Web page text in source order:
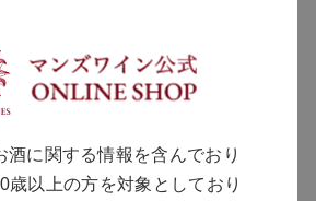
酒に関する情報を含んでおり
歳以上の方を対象としており